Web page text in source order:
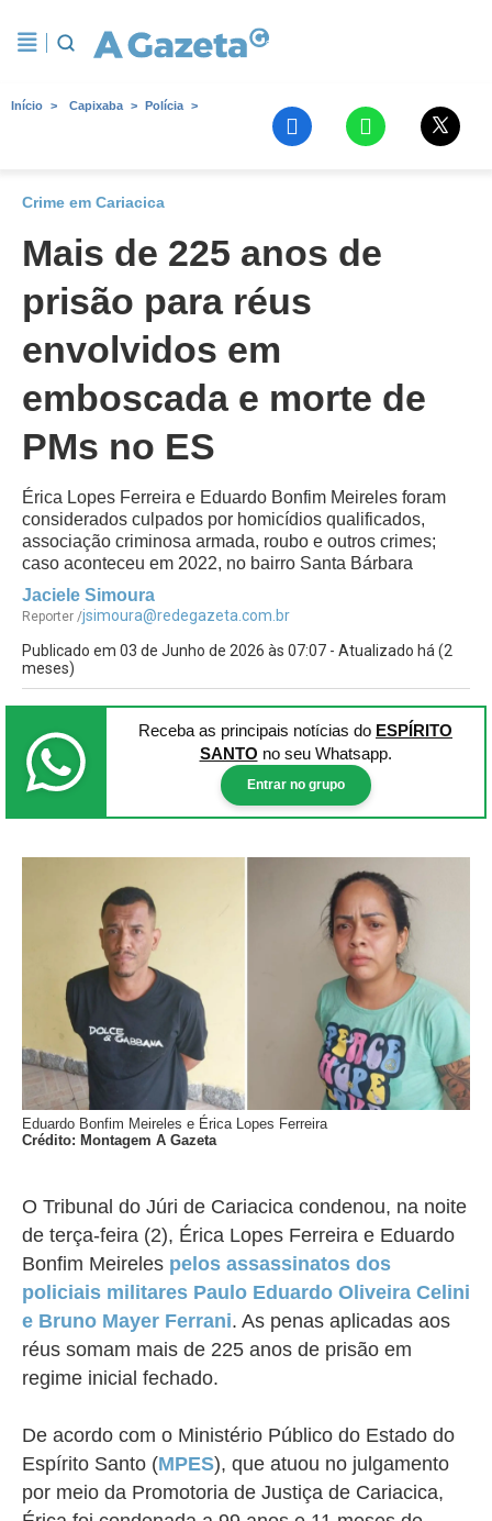
Início Capixaba Polícia
Crime em Cariacica
Mais de 225 anos de
prisão para réus
envolvidos em
emboscada e morte de
PMs no ES
Érica Lopes Ferreira e Eduardo Bonfim Meireles foram
considerados culpados por homicídios qualificados,
associação criminosa armada, roubo e outros crimes;
caso aconteceu em 2022, no bairro Santa Bárbara
Jaciele Simoura
Reporter /jsimoura@redegazeta.com.br
Publicado em 03 de Junho de 2026 às 07:07 - Atualizado há (2
meses)
Receba as principais notícias do ESPÍRITO
SANTO no seu Whatsapp.
Entrar no grupo
Eduardo Bonfim Meireles e Érica Lopes Ferreira
Crédito: Montagem A Gazeta
O Tribunal do Júri de Cariacica condenou, na noite
de terça-feira (2), Érica Lopes Ferreira e Eduardo
Bonfim Meireles pelos assassinatos dos
policiais militares Paulo Eduardo Oliveira Celini
e Bruno Mayer Ferrani. As penas aplicadas aos
réus somam mais de 225 anos de prisão em
regime inicial fechado.
De acordo com o Ministério Público do Estado do
Espírito Santo (MPES), que atuou no julgamento
por meio da Promotoria de Justiça de Cariacica,